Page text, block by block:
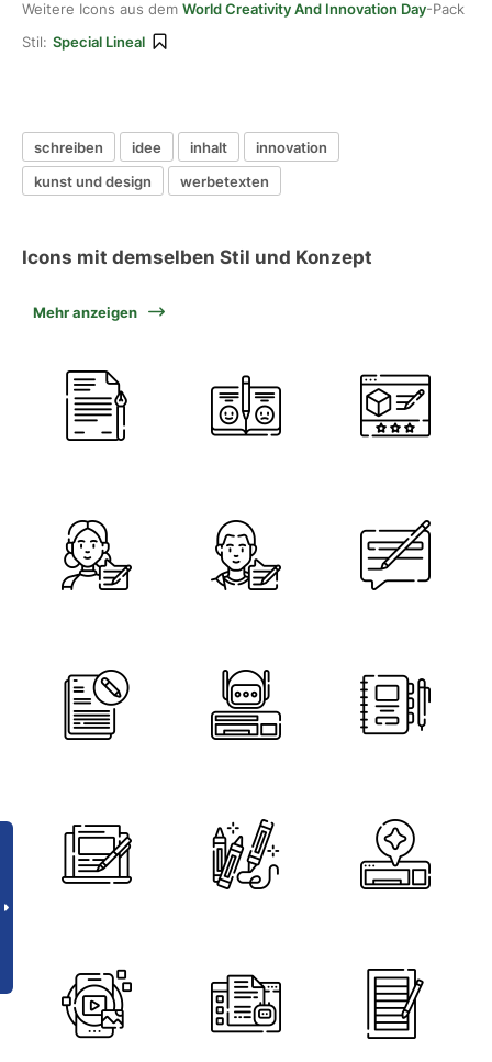
Weitere Icons aus dem World Creativity And Innovation Day-Pack
Stil: Special Lineal
schreiben idee inhalt
innovation
kunst und design
werbetexten
Icons mit demselben Stil und Konzept
Mehr anzeigen